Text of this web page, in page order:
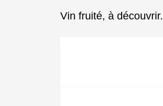
Vin fruité, à découvrir.